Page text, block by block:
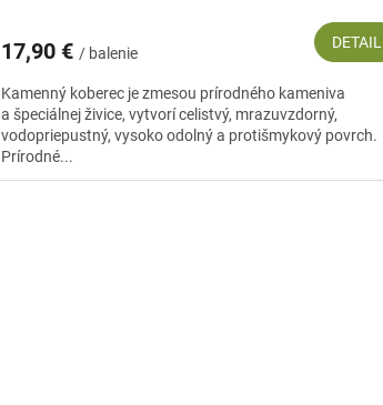
17,90 €/ balenie
DETAIL
Kamenný koberec je zmesou prírodného kameniva
a špeciálnej živice, vytvorí celistvý, mrazuvzdorný,
vodopriepustný, vysoko odolný a protišmykový povrch.
Prírodné...